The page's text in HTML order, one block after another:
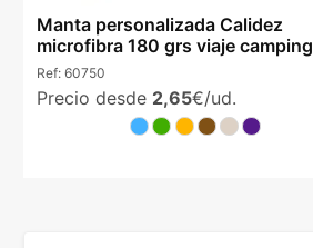
Manta personalizada Calidez
microfibra 180 grs viaje camping
Ref: 60750
Precio desde 2,65€/ud.